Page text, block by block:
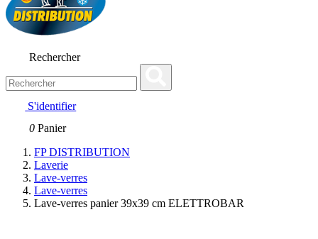
Rechercher
S'identifier
0 Panier
FP DISTRIBUTION
Laverie
Lave-verres
Lave-verres
Lave-verres panier 39x39 cm ELETTROBAR